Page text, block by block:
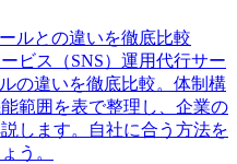
ルとの違いを徹底比較
ビス（SNS）運用代行サー
の違いを徹底比較。体制構
範囲を表で整理し、企業の
します。自社に合う方法を
う。